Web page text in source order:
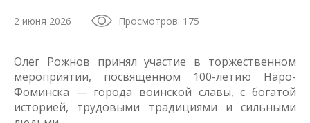
2 июня 2026 Просмотров: 175
Олег Рожнов принял участие в торжественном
мероприятии, посвящённом 100-летию Наро-
Фоминска — города воинской славы, с богатой
историей, трудовыми традициями и сильными